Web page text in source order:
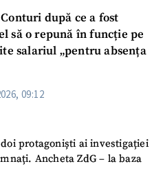
după ce a fost
să o repună în funcție pe
salariul „pentru absența
09:12
doi protagoniști ai investigației
Ancheta ZdG – la baza